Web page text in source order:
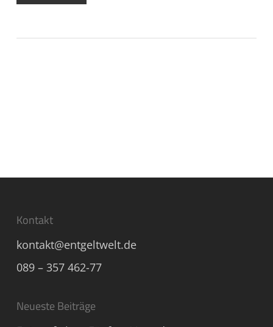
Kontakt
kontakt@entgeltwelt.de
089 – 357 462-77
Neueste Beiträge